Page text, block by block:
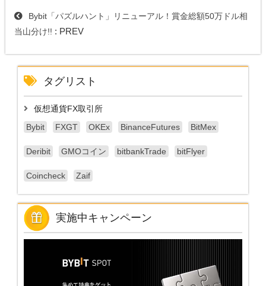
Bybit「パズルハント」リニューアル！賞金総額50万ドル相
当山分け!! : PREV
タグリスト
仮想通貨FX取引所
Bybit
FXGT OKEx BinanceFutures BitMex
Deribit GMOコイン bitbankTrade bitFlyer
Coincheck Zaif
実施中キャンペーン